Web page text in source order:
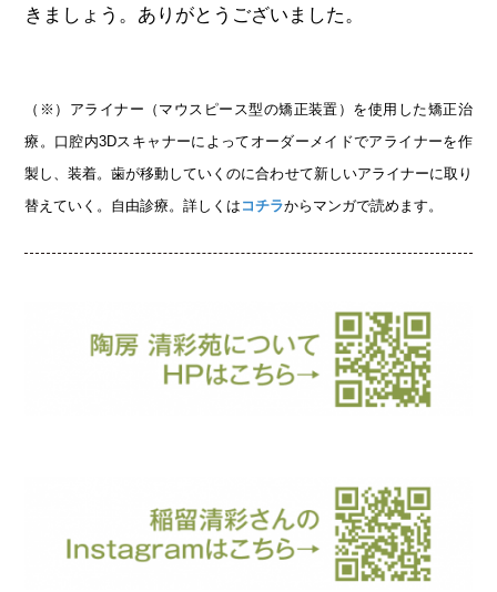
きましょう。ありがとうございました。
（※）アライナー（マウスピース型の矯正装置）を使用した矯正治
療。口腔内3Dスキャナーによってオーダーメイドでアライナーを作
製し、装着。歯が移動していくのに合わせて新しいアライナーに取り
替えていく。自由診療。詳しくは コチラからマンガで読めます。